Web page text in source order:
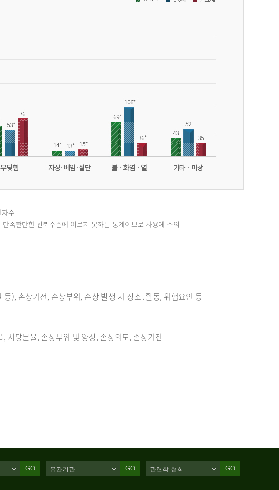
수
족할만한 신뢰수준에 이르지 못하는 통계이므로 사용에 주의
), 손상기전, 손상부위, 손상 발생 시 장소․활동, 위험요인 등
사망분율, 손상부위 및 양상, 손상의도, 손상기전
GO GO GO